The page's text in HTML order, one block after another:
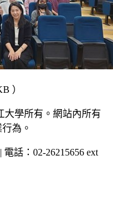
）
大學所有。網站內所有
為。
電話：02-26215656 ext